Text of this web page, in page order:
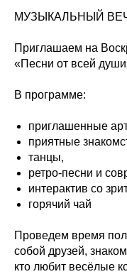
МУЗЫКАЛЬНЫЙ
Приглашаем на
«Песни от всей
В программе:
приглашенные
приятные
танцы,
ретро-песни и
интерактив со
горячий чай
Проведем время
собой друзей,
кто любит весёлые